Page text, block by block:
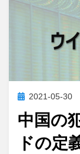
投
日:
2021-05-30
中国の
ドの定